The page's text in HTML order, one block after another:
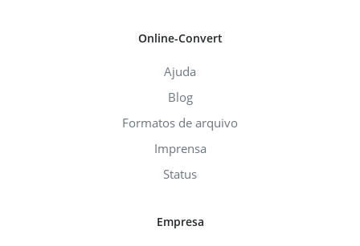
Online-Convert
Ajuda
Blog
Formatos de arquivo
Imprensa
Status
Empresa